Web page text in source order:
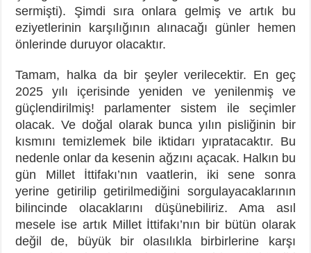
sermişti). Şimdi sıra onlara gelmiş ve artık bu
eziyetlerinin karşılığının alınacağı günler hemen
önlerinde duruyor olacaktır.
Tamam, halka da bir şeyler verilecektir. En geç
2025 yılı içerisinde yeniden ve yenilenmiş ve
güçlendirilmiş! parlamenter sistem ile seçimler
olacak. Ve doğal olarak bunca yılın pisliğinin bir
kısmını temizlemek bile iktidarı yıpratacaktır. Bu
nedenle onlar da kesenin ağzını açacak. Halkın bu
gün Millet İttifakı’nın vaatlerin, iki sene sonra
yerine getirilip getirilmediğini sorgulayacaklarının
bilincinde olacaklarını düşünebiliriz. Ama asıl
mesele ise artık Millet İttifakı’nın bir bütün olarak
değil de, büyük bir olasılıkla birbirlerine karşı